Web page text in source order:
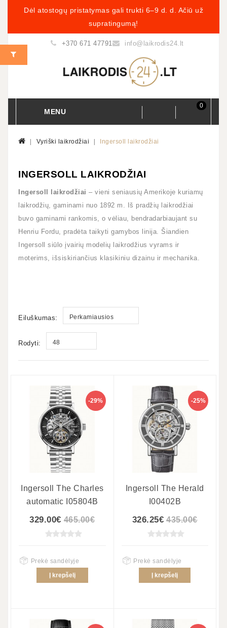
Dėl atostogų pristatymas gali trukti 6–9 d. d. Ačiū už
supratingumą!
+370 671 47791 info@laikrodis24.lt
0
MENU
Vyriški laikrodžiai Ingersoll laikrodžiai
INGERSOLL LAIKRODŽIAI
Ingersoll laikrodžiai – vieni seniausių Amerikoje kuriamų
laikrodžių, gaminami nuo 1892 m. Iš pradžių laikrodžiai
buvo gaminami rankomis, o vėliau, bendradarbiaujant su
Henriu Fordu, pradėta taikyti gamybos linija. Šiandien
Ingersoll siūlo įvairių modelių laikrodžius vyrams ir
moterims, išsiskiriančius klasikiniu dizainu ir mechanika.
Eiluškumas: Perkamiausios
Rodyti: 48
-29%
Ingersoll The Charles
automatic I05804B
329.00€ 465.00€
Prekė sandėlyje
Į krepšelį
-25%
Ingersoll The Herald
I00402B
326.25€ 435.00€
Prekė sandėlyje
Į krepšelį